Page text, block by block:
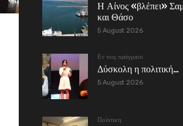
Η Αίνος «βλέπει»
και Θάσο
5 August 2026
Εν τοις πράγμασι
Δύσκολη η πολιτική…
5 August 2026
Πολιτικη